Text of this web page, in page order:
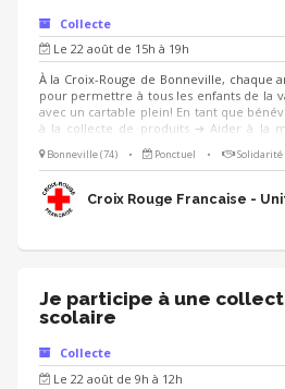
Collecte
Le 22 août de 15h à 19h
À la Croix-Rouge de Bonneville, chaque
pour permettre à tous les enfants de la
avec un cartable plein! En tant que
à la collecte de produits ➔ Aider à la
l’organisation de l’évènement ➔
collectés Tu aimes le contact et aimes
Bonneville (74) • Ponctuel •
Croix Rouge Francaise -
Je participe à une
scolaire
Collecte
Le 22 août de 9h à 12h